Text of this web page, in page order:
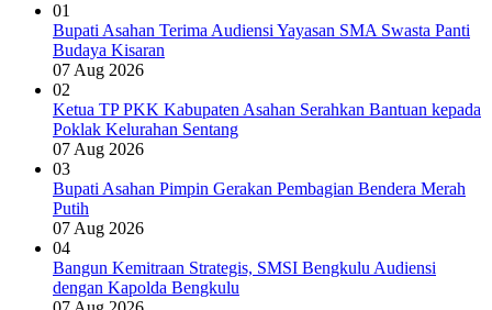
01
Bupati Asahan Terima Audiensi Yayasan SMA Swasta Panti
Budaya Kisaran
07 Aug 2026
02
Ketua TP PKK Kabupaten Asahan Serahkan Bantuan kepada
Poklak Kelurahan Sentang
07 Aug 2026
03
Bupati Asahan Pimpin Gerakan Pembagian Bendera Merah
Putih
07 Aug 2026
04
Bangun Kemitraan Strategis, SMSI Bengkulu Audiensi
dengan Kapolda Bengkulu